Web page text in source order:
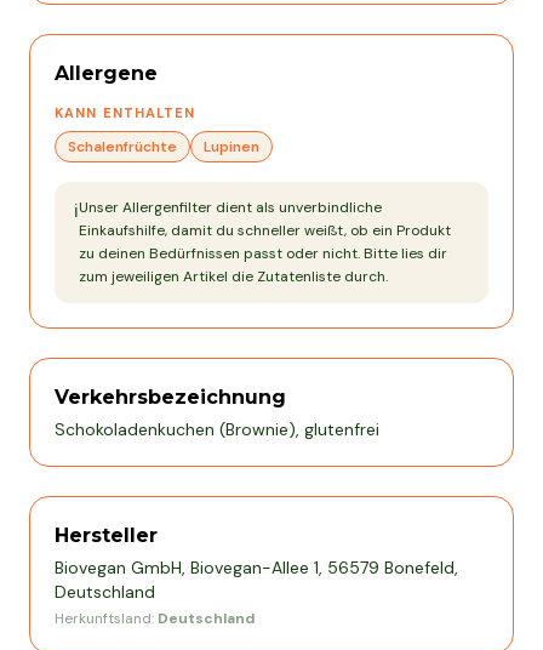
Allergene
KANN ENTHALTEN
Schalenfrüchte Lupinen
ℹ️Unser Allergenfilter dient als unverbindliche
Einkaufshilfe, damit du schneller weißt, ob ein Produkt
zu deinen Bedürfnissen passt oder nicht. Bitte lies dir
zum jeweiligen Artikel die Zutatenliste durch.
Verkehrsbezeichnung
Schokoladenkuchen (Brownie), glutenfrei
Hersteller
Biovegan GmbH, Biovegan-Allee 1, 56579 Bonefeld,
Deutschland
Herkunftsland: Deutschland